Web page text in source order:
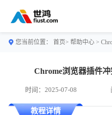
您当前位置： 首页> 帮助中心 >
Chrome浏览器插件
时间：2025-07-08
教程详情